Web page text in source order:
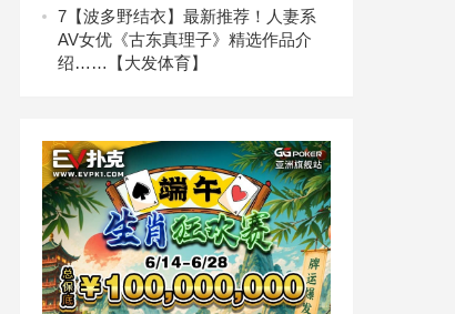
7 【波多野结衣】最新推荐！人妻系
AV女优《古东真理子》精选作品介
绍……【大发体育】